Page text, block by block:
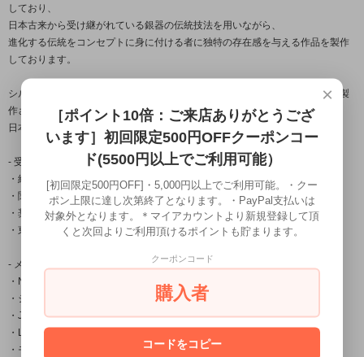
しており、
日本古来から受け継がれている銀器の伝統技法を用いながら、
進化する伝統をコンセプトに身に付ける者に独特の存在感を与える作品を製作
しております。
シルバーアクセサリー龍頭は数々の賞を受賞している「小平光嵐」によって製
作され
日本国内だけでなく海外の取引先でも販売されご愛用頂いております。
- 受賞一覧 -
・経済産業大臣賞
・関東経済産業局長賞
・奨励賞
・東京銀器伝統工芸士会会長賞
- メディア掲載 -
・Netflix「今際の国のアリス」シーズン2物品提供
・シルバーアクセスタイルマガジン
・Japonica Blood
・LS＆D
・モノ・マガジン
×
［ポイント10倍：ご来店ありがとうござ
います］初回限定500円OFFクーポンコー
ド(5500円以上でご利用可能）
[初回限定500円OFF]・5,000円以上でご利用可能。・クー
ポン上限に達し次第終了となります。・PayPal支払いは
対象外となります。＊マイアカウントより新規登録して頂
くと次回よりご利用頂けるポイントも貯まります。
クーポンコード
購入者
コードをコピー